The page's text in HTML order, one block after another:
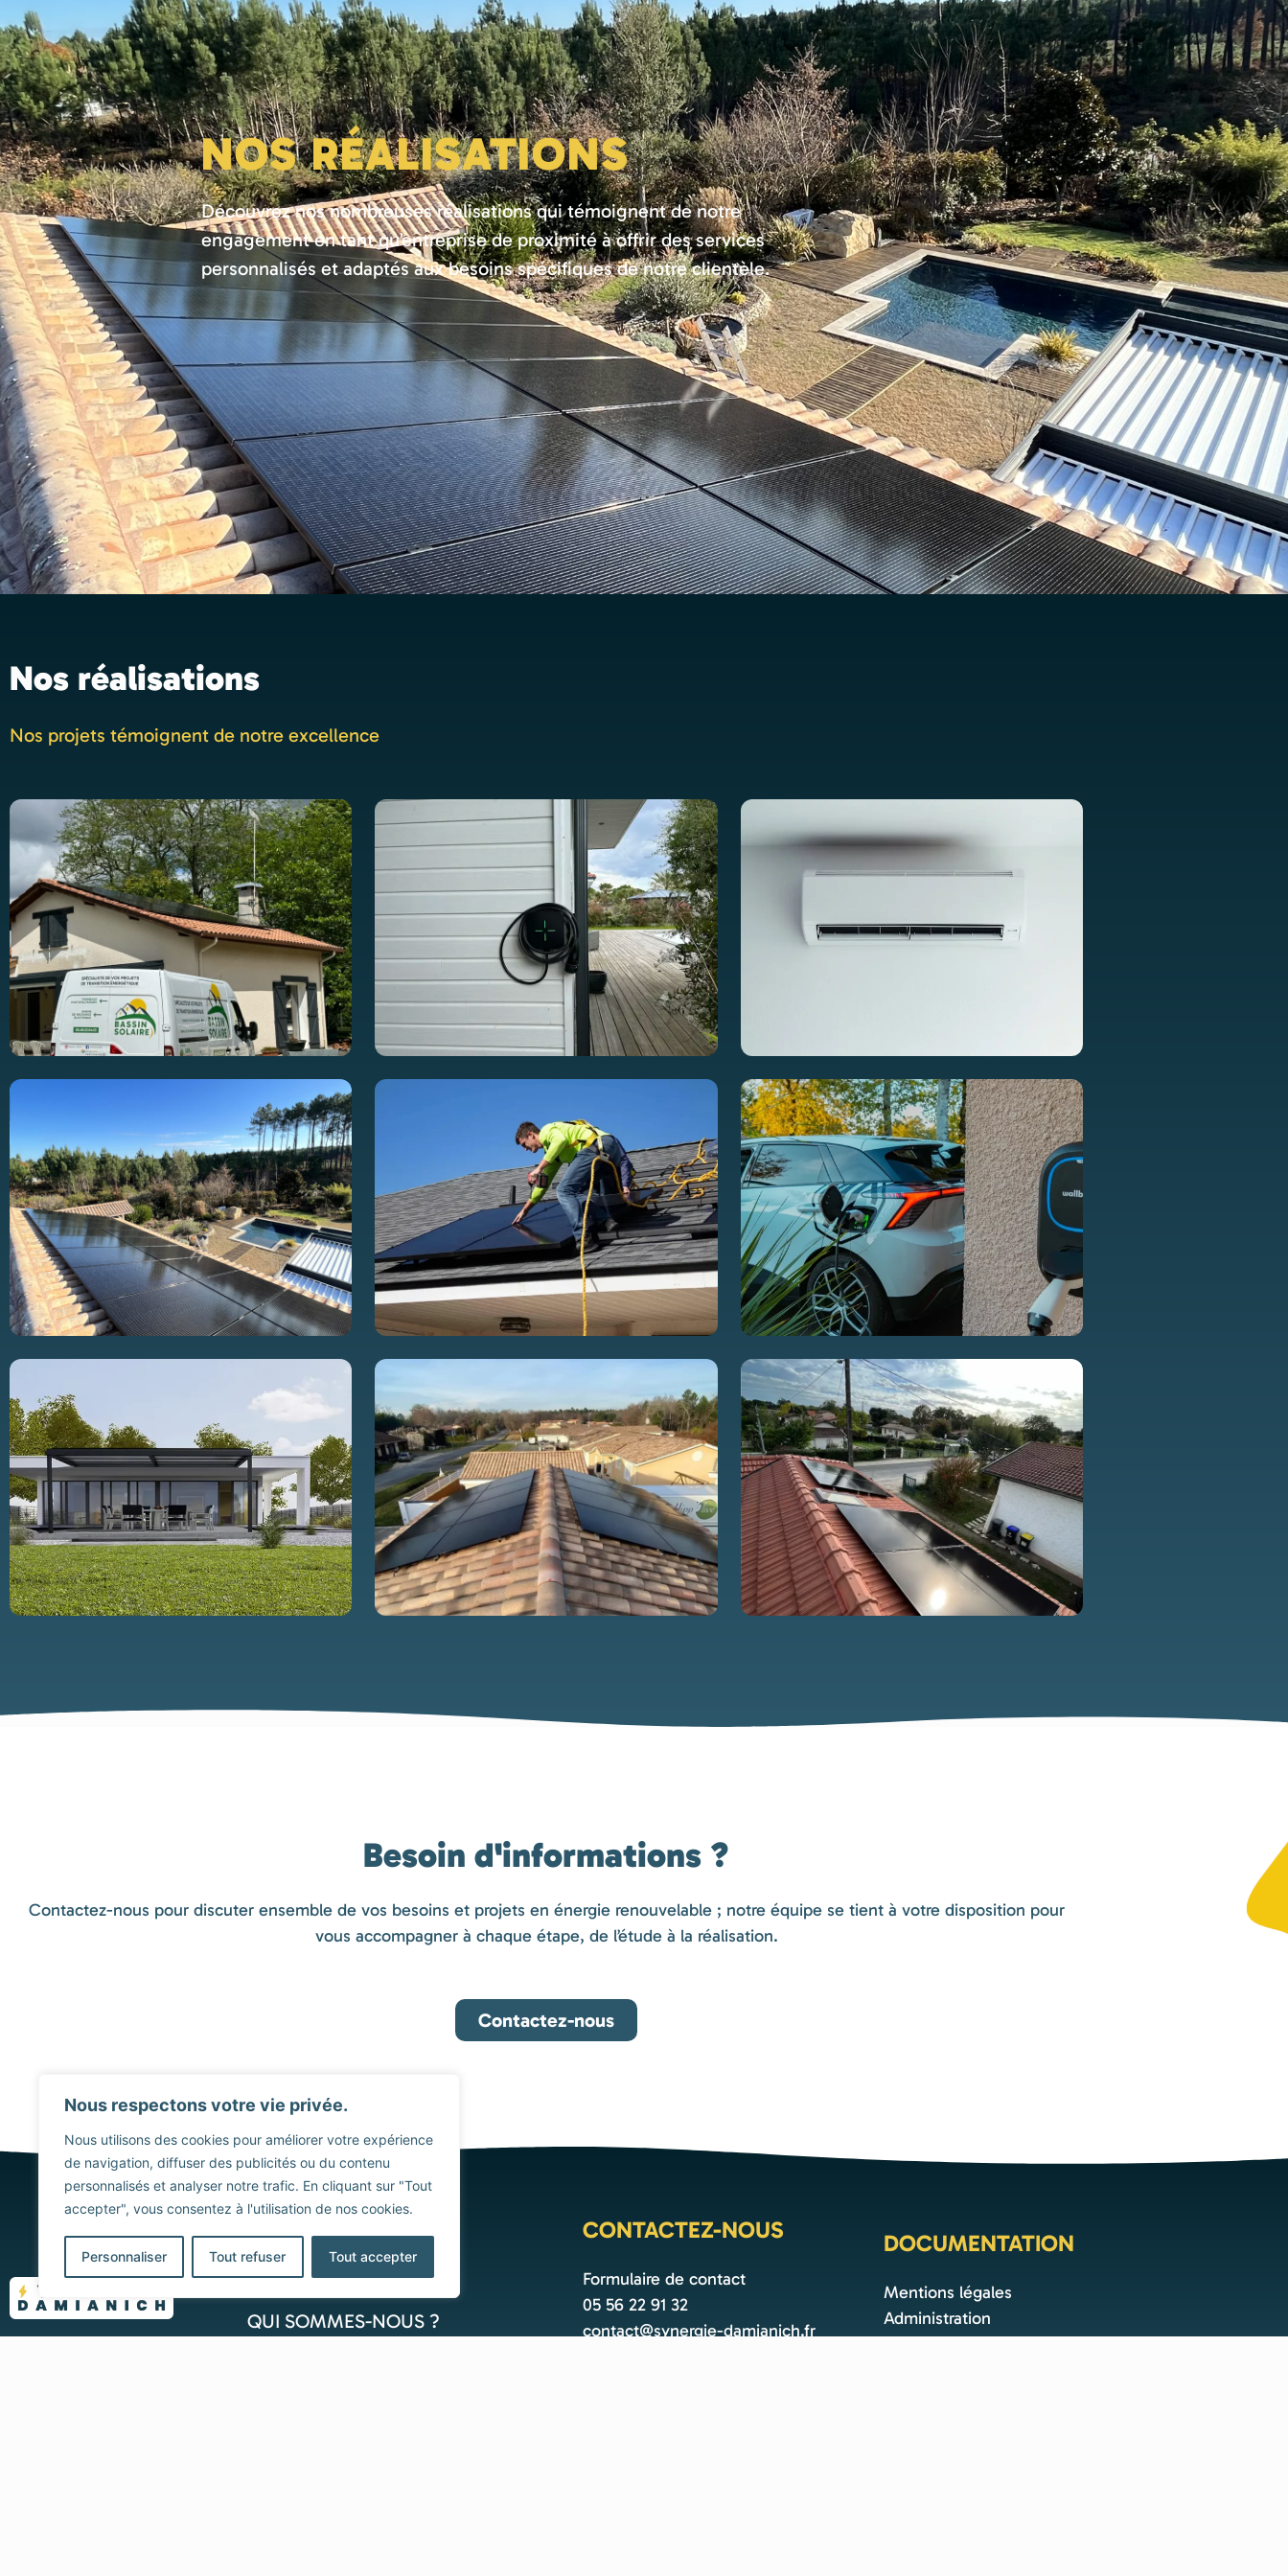
Nous respectons votre vie privée.
Nous utilisons des cookies pour améliorer votre expérience
de navigation, diffuser des publicités ou du contenu
personnalisés et analyser notre trafic. En cliquant sur "Tout
accepter", vous consentez à l'utilisation de nos cookies.
Personnaliser Tout refuser Tout accepter
NOS RÉALISATIONS
Découvrez nos nombreuses réalisations qui témoignent de notre
engagement en tant qu’entreprise de proximité à offrir des services
personnalisés et adaptés aux besoins spécifiques de notre clientèle.
Nos réalisations
Nos projets témoignent de notre excellence
Besoin d'informations ?
Contactez-nous pour discuter ensemble de vos besoins et projets en énergie renouvelable ; notre équipe se tient à votre disposition pour
vous accompagner à chaque étape, de l’étude à la réalisation.
Contactez-nous
MENU
ACCUEIL
QUI SOMMES-NOUS ?
CONTACTEZ-NOUS
Formulaire de contact
05 56 22 91 32
contact@synergie-damianich.fr
DOCUMENTATION
Mentions légales
Administration